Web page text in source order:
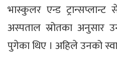
भास्कुलर एन्ड
अस्पताल स्रोतका अनुसार
पुगेका थिए । अहिले उनको